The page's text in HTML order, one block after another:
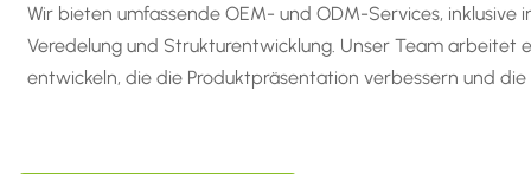
Wir bieten umfassende OEM- und ODM-Services, inklusive
Veredelung und Strukturentwicklung. Unser Team arbeitet
entwickeln, die die Produktpräsentation verbessern und